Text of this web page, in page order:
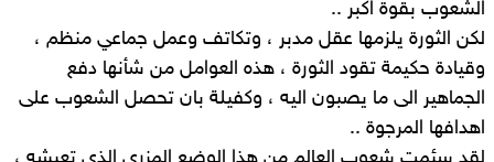
الشعوب بقوة اكبر ..
لكن الثورة يلزمها عقل مدبر ، وتكاتف وعمل جماعي منظم ،
وقيادة حكيمة تقود الثورة ، هذه العوامل من شأنها دفع
الجماهير الى ما يصبون اليه ، وكفيلة بان تحصل الشعوب على
اهدافها المرجوة ..